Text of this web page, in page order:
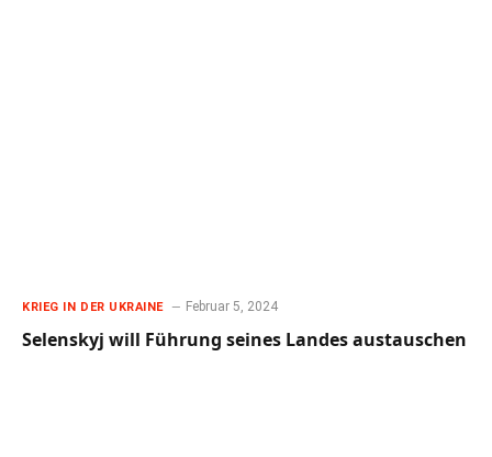
KRIEG IN DER UKRAINE Februar 5, 2024
Selenskyj will Führung seines Landes austauschen